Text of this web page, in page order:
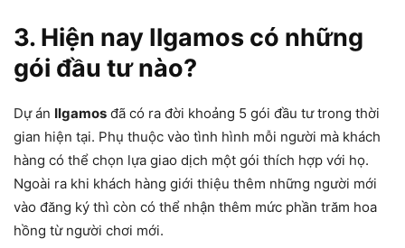
3. Hiện nay Ilgamos có những
gói đầu tư nào?
Dự án Ilgamos đã có ra đời khoảng 5 gói đầu tư trong thời
gian hiện tại. Phụ thuộc vào tình hình mỗi người mà khách
hàng có thể chọn lựa giao dịch một gói thích hợp với họ.
Ngoài ra khi khách hàng giới thiệu thêm những người mới
vào đăng ký thì còn có thể nhận thêm mức phần trăm hoa
hồng từ người chơi mới.